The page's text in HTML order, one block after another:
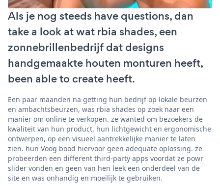
Als je nog steeds have questions, dan
take a look at wat rbia shades, een
zonnebrillenbedrijf dat designs
handgemaakte houten monturen heeft,
been able to create heeft.
Een paar maanden na getting hun bedrijf op lokale beurzen
en ambachtsbeurzen, was rbia shades op zoek naar een
manier om online te verkopen. ze wanted om bezoekers de
kwaliteit van hun product, hun lichtgewicht en ergonomische
ontwerpen, op een visueel aantrekkelijke manier te laten
zien. hun Voog bood hiervoor geen adequate oplossing. ze
probeerden een different third-party apps voordat ze powr
slider vonden en geen van hen leek een onderdeel van de
site en was onhandig en moeilijk te gebruiken.